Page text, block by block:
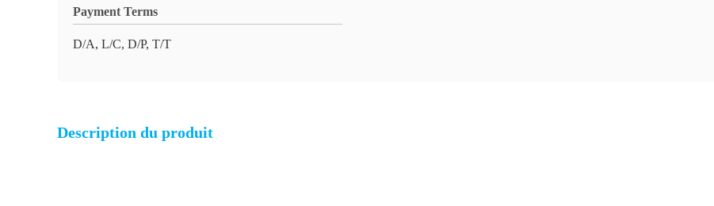
Payment Terms
D/A, L/C, D/P, T/T
Description du produit